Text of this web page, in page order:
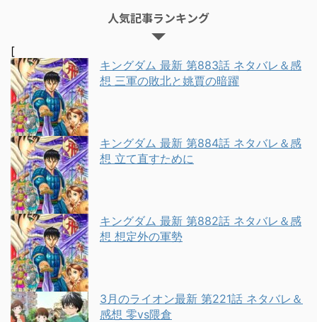
人気記事ランキング
[
キングダム 最新 第883話 ネタバレ＆感
想 三軍の敗北と姚賈の暗躍
キングダム 最新 第884話 ネタバレ＆感
想 立て直すために
キングダム 最新 第882話 ネタバレ＆感
想 想定外の軍勢
3月のライオン最新 第221話 ネタバレ＆
感想 零vs隈倉